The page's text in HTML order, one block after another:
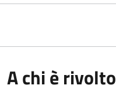
A chi è rivolto